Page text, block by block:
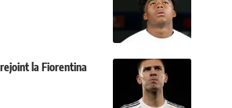
la Fiorentina